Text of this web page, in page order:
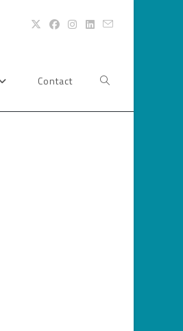
Contact Toggle